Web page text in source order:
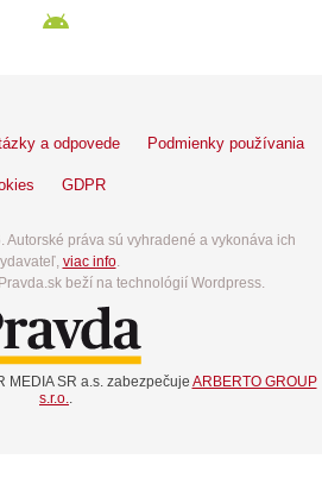
a odpovede Podmienky používania
GDPR
Autorské práva sú vyhradené a vykonáva ich
viac info.
beží na technológií Wordpress.
MEDIA SR a.s. zabezpečuje ARBERTO GROUP
s.r.o..